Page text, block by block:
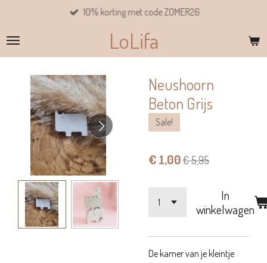
naar
de
LoLifa
10% korting met code ZOMER26
Neushoorn
Beton Grijs
Sale!
€ 1,00€ 5,95
In
winkelwagen
De kamer van je kleintje